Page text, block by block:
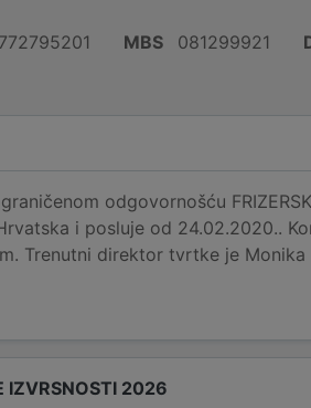
MBS 081299921
odgovornošću
i posluje od 24.02.2020..
Trenutni direktor tvrtke je Monika
IZVRSNOSTI 2026